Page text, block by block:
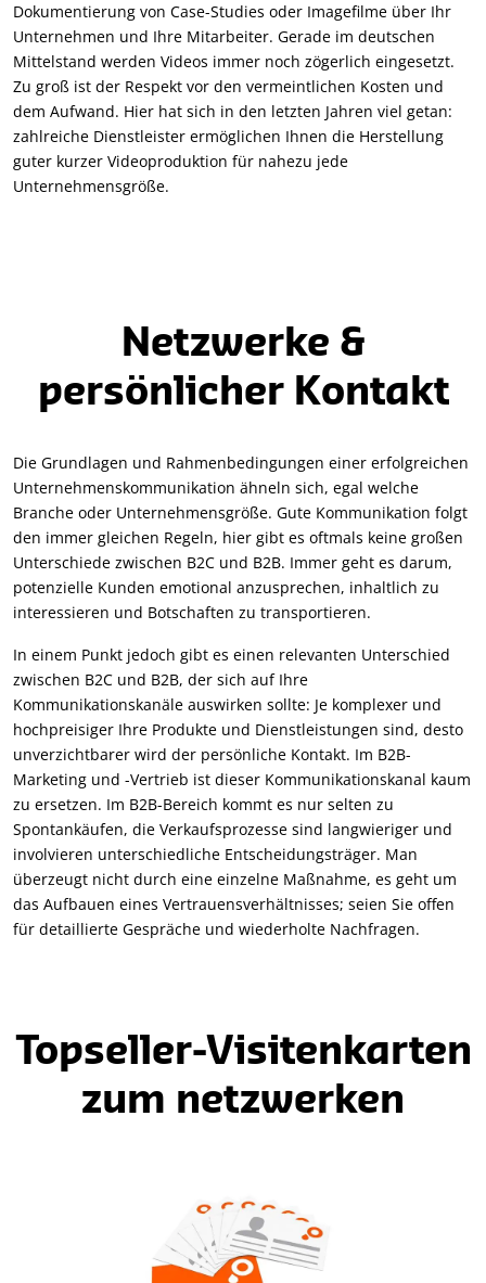
Dokumentierung von Case-Studies oder Imagefilme über Ihr
Unternehmen und Ihre Mitarbeiter. Gerade im deutschen
Mittelstand werden Videos immer noch zögerlich eingesetzt.
Zu groß ist der Respekt vor den vermeintlichen Kosten und
dem Aufwand. Hier hat sich in den letzten Jahren viel getan:
zahlreiche Dienstleister ermöglichen Ihnen die Herstellung
guter kurzer Videoproduktion für nahezu jede
Unternehmensgröße.
Netzwerke &
persönlicher Kontakt
Die Grundlagen und Rahmenbedingungen einer erfolgreichen
Unternehmenskommunikation ähneln sich, egal welche
Branche oder Unternehmensgröße. Gute Kommunikation folgt
den immer gleichen Regeln, hier gibt es oftmals keine großen
Unterschiede zwischen B2C und B2B. Immer geht es darum,
potenzielle Kunden emotional anzusprechen, inhaltlich zu
interessieren und Botschaften zu transportieren.
In einem Punkt jedoch gibt es einen relevanten Unterschied
zwischen B2C und B2B, der sich auf Ihre
Kommunikationskanäle auswirken sollte: Je komplexer und
hochpreisiger Ihre Produkte und Dienstleistungen sind, desto
unverzichtbarer wird der persönliche Kontakt. Im B2B-
Marketing und -Vertrieb ist dieser Kommunikationskanal kaum
zu ersetzen. Im B2B-Bereich kommt es nur selten zu
Spontankäufen, die Verkaufsprozesse sind langwieriger und
involvieren unterschiedliche Entscheidungsträger. Man
überzeugt nicht durch eine einzelne Maßnahme, es geht um
das Aufbauen eines Vertrauensverhältnisses; seien Sie offen
für detaillierte Gespräche und wiederholte Nachfragen.
Topseller-Visitenkarten
zum netzwerken